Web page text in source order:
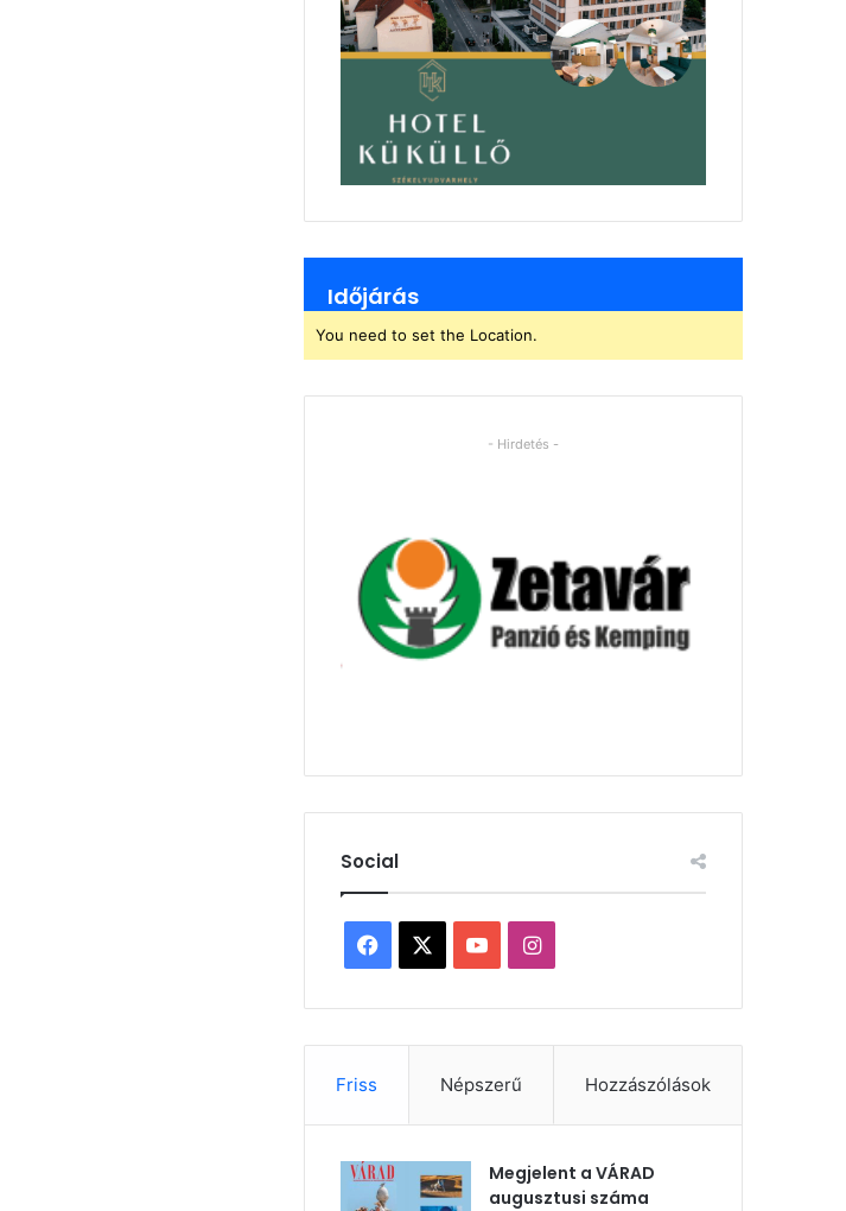
Időjárás
You need to set the Location.
- Hirdetés -
Social
Facebook YouTubeInstagram
Friss Népszerű Hozzászólások
Megjelent a VÁRAD
augusztusi száma